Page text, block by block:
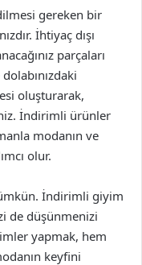
gereken bir
İhtiyaç dışı
parçaları
oluşturarak,
İndirimli ürünler
modanın ve
olur.
İndirimli giyim
de düşünmenizi
yapmak, hem
keyfini